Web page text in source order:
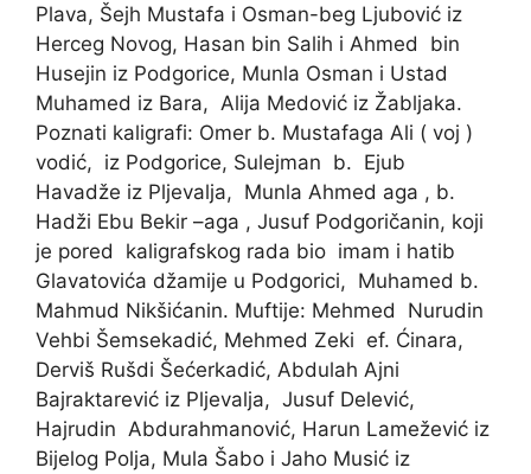
Plava, Šejh Mustafa i Osman-beg Ljubović iz
Herceg Novog, Hasan bin Salih i Ahmed bin
Husejin iz Podgorice, Munla Osman i Ustad
Muhamed iz Bara, Alija Medović iz Žabljaka.
Poznati kaligrafi: Omer b. Mustafaga Ali ( voj )
vodić, iz Podgorice, Sulejman b. Ejub
Havadže iz Pljevalja, Munla Ahmed aga , b.
Hadži Ebu Bekir –aga , Jusuf Podgoričanin, koji
je pored kaligrafskog rada bio imam i hatib
Glavatovića džamije u Podgorici, Muhamed b.
Mahmud Nikšićanin. Muftije: Mehmed Nurudin
Vehbi Šemsekadić, Mehmed Zeki ef. Ćinara,
Derviš Rušdi Šećerkadić, Abdulah Ajni
Bajraktarević iz Pljevalja, Jusuf Delević,
Hajrudin Abdurahmanović, Harun Lamežević iz
Bijelog Polja, Mula Šabo i Jaho Musić iz